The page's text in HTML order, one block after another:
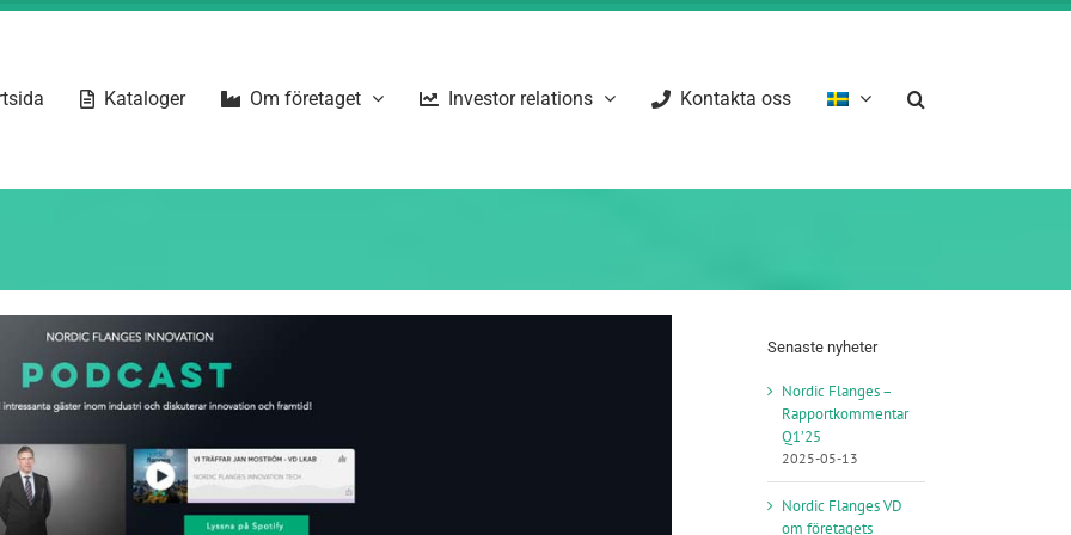
Kataloger Om företaget Investor relations Kontakta oss
Senaste nyheter
Nordic Flanges –
Rapportkommentar
Q1’25
2025-05-13
Nordic Flanges VD
om företagets